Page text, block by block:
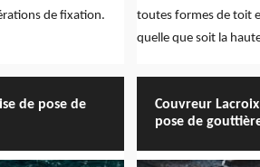
de fixation.
toutes formes de toit
quelle que soit la
de pose de
Couvreur
pose de